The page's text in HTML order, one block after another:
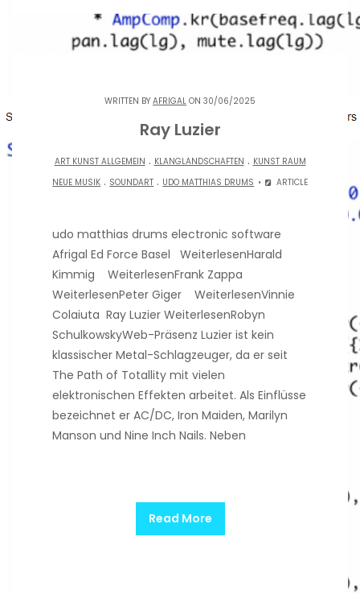
WRITTEN BY AFRIGAL ON 30/06/2025
Ray Luzier
ART KUNST ALLGEMEIN . KLANGLANDSCHAFTEN . KUNST RAUM
NEUE MUSIK . SOUNDART . UDO MATTHIAS DRUMS ARTICLE
udo matthias drums electronic software
Afrigal Ed Force Basel WeiterlesenHarald
Kimmig WeiterlesenFrank Zappa
WeiterlesenPeter Giger WeiterlesenVinnie
Colaiuta Ray Luzier WeiterlesenRobyn
SchulkowskyWeb-Präsenz Luzier ist kein
klassischer Metal-Schlagzeuger, da er seit
The Path of Totallity mit vielen
elektronischen Effekten arbeitet. Als Einflüsse
bezeichnet er AC/DC, Iron Maiden, Marilyn
Manson und Nine Inch Nails. Neben
Read More